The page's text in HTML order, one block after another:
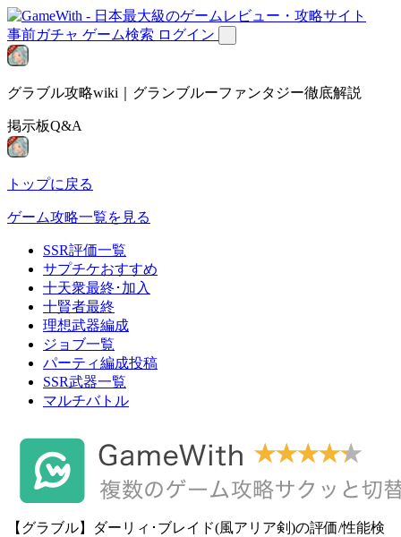
事前ガチャ ゲーム検索 ログイン
グラブル攻略wiki｜グランブルーファンタジー徹底解説
掲示板Q&A
トップに戻る
ゲーム攻略一覧を見る
SSR評価一覧
サプチケおすすめ
十天衆最終･加入
十賢者最終
理想武器編成
ジョブ一覧
パーティ編成投稿
SSR武器一覧
マルチバトル
【グラブル】ダーリィ･ブレイド(風アリア剣)の評価/性能検